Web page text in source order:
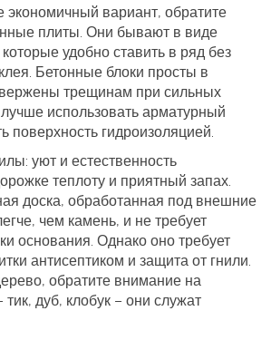
экономичный вариант, обратите
плиты. Они бывают в виде
удобно ставить в ряд без
Бетонные блоки просты в
трещинам при сильных
использовать арматурный
поверхность гидроизоляцией.
уют и естественность
теплоту и приятный запах.
доска, обработанная под внешние
чем камень, и не требует
основания. Однако оно требует
антисептиком и защита от гнили.
обратите внимание на
дуб, клобук – они служат